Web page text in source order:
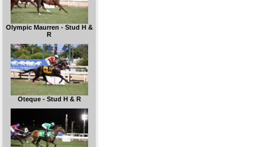
Olympic Maurren - Stud H &
R
Oteque - Stud H & R